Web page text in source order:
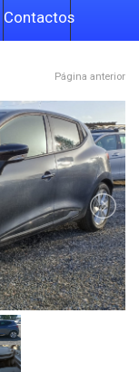
Contactos
Página anterior